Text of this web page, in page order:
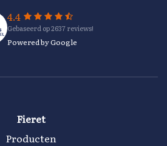
4.4
Gebaseerd op 2637 reviews!
Powered by Google
Fieret
Producten